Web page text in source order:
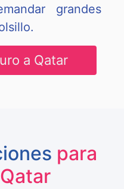
grandes
a Qatar
para